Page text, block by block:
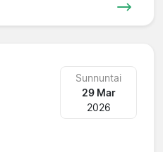
Sunnuntai
29 Mar
2026